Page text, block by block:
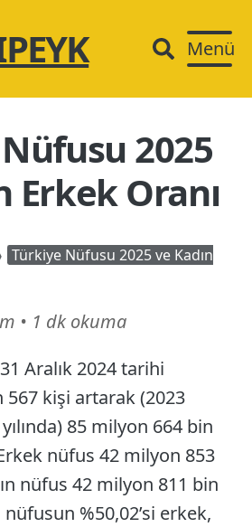
Menü
2025
Erkek Oranı
Türkiye Nüfusu 2025 ve Kadın
16
26
• 1 dk okuma
Aralık 2024 tarihi
567 kişi artarak (2023
85 milyon 664 bin
nüfus 42 milyon 853
nüfus 42 milyon 811 bin
%50,02’si erkek,